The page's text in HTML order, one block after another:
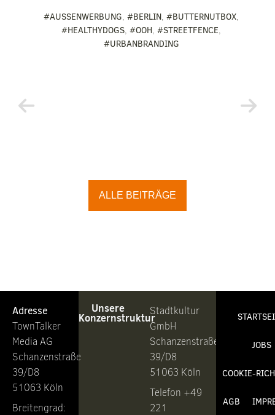
#AUSSENWERBUNG ,#BERLIN,#BUTTERNUTBOX,
#HEALTHYDOGS,#OOH,#STREETFENCE,
#URBANBRANDING
ALLE BEITRÄGE
Adresse
TownTalker
Media AG
Schanzenstraße
39/D8
51063 Köln
Breitengrad:
Unsere
Konzernstruktur
Stadtkultur
GmbH
Schanzenstraße
39/D8
51063 Köln
Telefon +49
221
JOBS
COOKIE-
AGB